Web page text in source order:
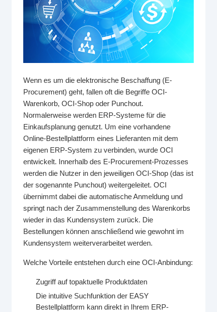
Wenn es um die elektronische Beschaffung (E-
Procurement) geht, fallen oft die Begriffe OCI-
Warenkorb, OCI-Shop oder Punchout.
Normalerweise werden ERP-Systeme für die
Einkaufsplanung genutzt. Um eine vorhandene
Online-Bestellplattform eines Lieferanten mit dem
eigenen ERP-System zu verbinden, wurde OCI
entwickelt. Innerhalb des E-Procurement-Prozesses
werden die Nutzer in den jeweiligen OCI-Shop (das ist
der sogenannte Punchout) weitergeleitet. OCI
übernimmt dabei die automatische Anmeldung und
springt nach der Zusammenstellung des Warenkorbs
wieder in das Kundensystem zurück. Die
Bestellungen können anschließend wie gewohnt im
Kundensystem weiterverarbeitet werden.
Welche Vorteile entstehen durch eine OCI-Anbindung:
Zugriff auf topaktuelle Produktdaten
Die intuitive Suchfunktion der EASY
Bestellplattform kann direkt in Ihrem ERP-